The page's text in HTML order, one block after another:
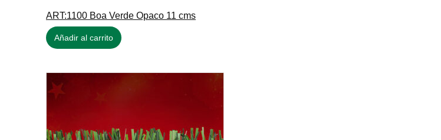
ART:1100 Boa Verde Opaco 11 cms
Añadir al carrito